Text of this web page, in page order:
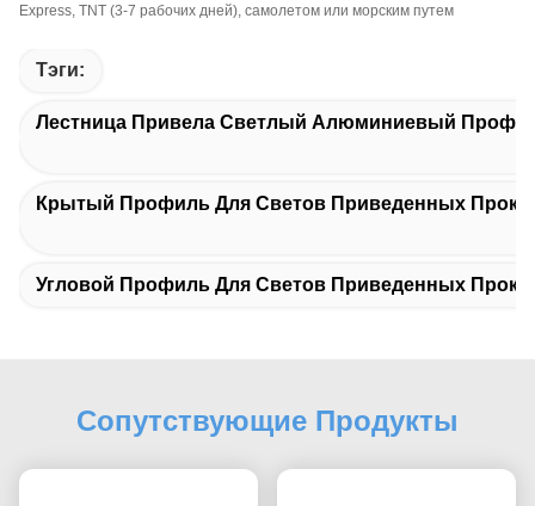
Express, TNT (3-7 рабочих дней), самолетом или морским путем
Тэги:
Лестница Привела Светлый Алюминиевый
Крытый Профиль Для Светов Приведенных
Угловой Профиль Для Светов Приведенных
Сопутствующие Продукты